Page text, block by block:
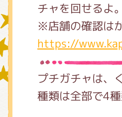
チャを回せるよ。
※店舗の確認は
https://
プチガチャは、
種類は全部で4種
ミュージカル
おたのしみコ